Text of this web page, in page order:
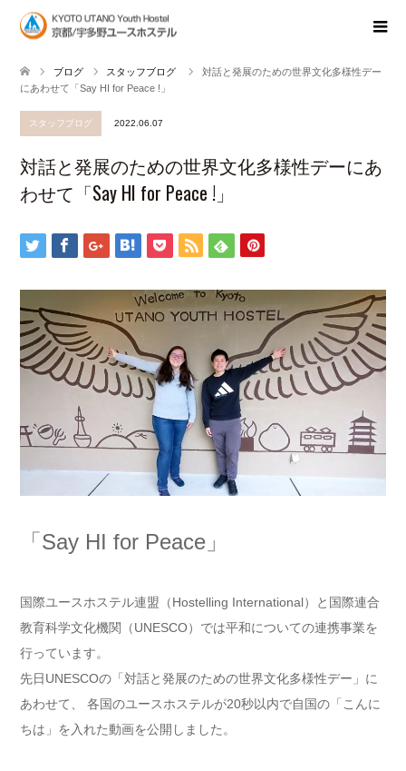
ブログ スタッフブログ
対話と発展のための世界文化多様性デー
にあわせて「Say HI for Peace !」
スタッフブログ 2022.06.07
対話と発展のための世界文化多様性デーにあ
わせて「Say HI for Peace !」
「Say HI for Peace」
国際ユースホステル連盟（Hostelling International）と国際連合
教育科学文化機関（UNESCO）では平和についての連携事業を
行っています。
先日UNESCOの「対話と発展のための世界文化多様性デー」に
あわせて、 各国のユースホステルが20秒以内で自国の「こんに
ちは」を入れた動画を公開しました。